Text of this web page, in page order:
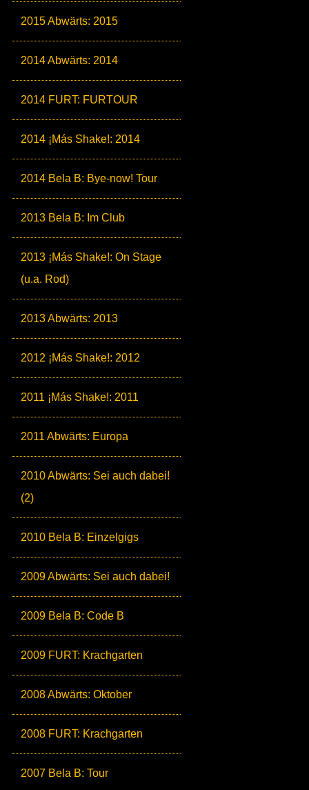
2015 Abwärts: 2015
2014 Abwärts: 2014
2014 FURT: FURTOUR
2014 ¡Más Shake!: 2014
2014 Bela B: Bye-now! Tour
2013 Bela B: Im Club
2013 ¡Más Shake!: On Stage
(u.a. Rod)
2013 Abwärts: 2013
2012 ¡Más Shake!: 2012
2011 ¡Más Shake!: 2011
2011 Abwärts: Europa
2010 Abwärts: Sei auch dabei!
(2)
2010 Bela B: Einzelgigs
2009 Abwärts: Sei auch dabei!
2009 Bela B: Code B
2009 FURT: Krachgarten
2008 Abwärts: Oktober
2008 FURT: Krachgarten
2007 Bela B: Tour